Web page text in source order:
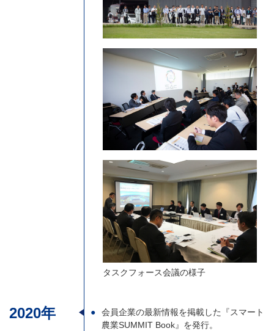
タスクフォース会議の様子
2020年
会員企業の最新情報を掲載した『スマート
農業SUMMIT Book』を発行。